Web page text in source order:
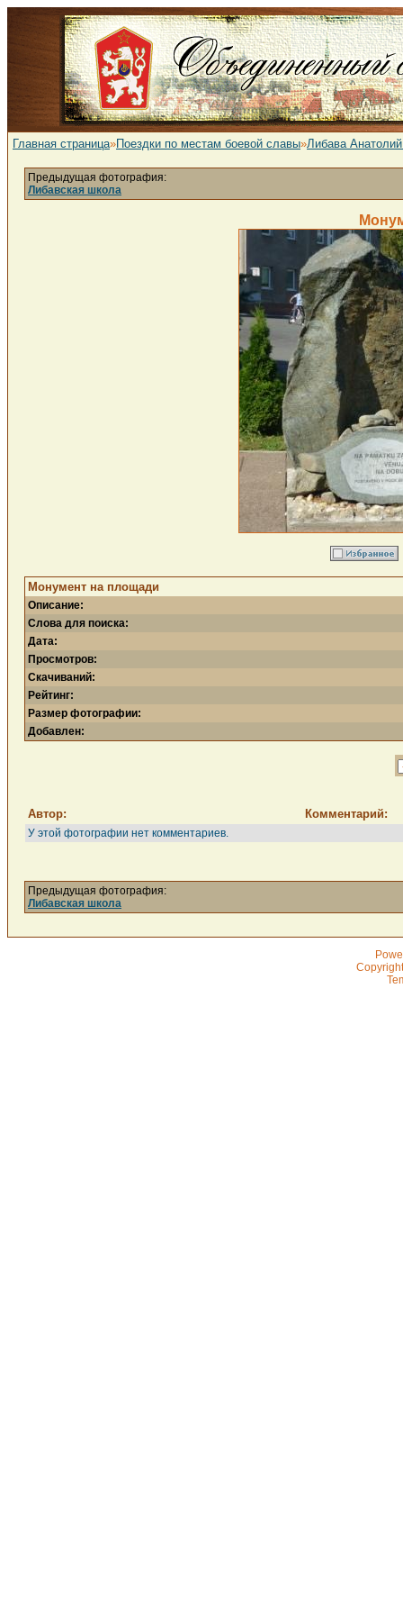
Главная страница»Поездки по местам боевой славы»Либава
Предыдущая фотография:
Либавская школа
Монумент на площади
Описание:
Слова для поиска:
Дата:
Просмотров:
Скачиваний:
Рейтинг:
Размер фотографии:
Добавлен:
Автор: Комментарий:
У этой фотографии нет комментариев.
Предыдущая фотография:
Либавская школа